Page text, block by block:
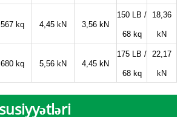
567 kq 4,45 kN 3,56 kN
150 LB /
68 kq
18,36
kN
680 kq 5,56 kN 4,45 kN
175 LB /
68 kq
22,17
kN